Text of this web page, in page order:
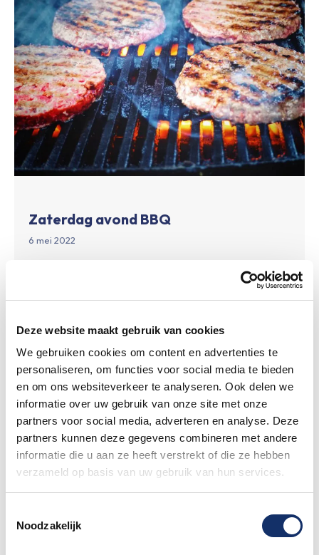
Deze website maakt gebruik van cookies
We gebruiken cookies om content en advertenties te
personaliseren, om functies voor social media te bieden
en om ons websiteverkeer te analyseren. Ook delen we
informatie over uw gebruik van onze site met onze
partners voor social media, adverteren en analyse. Deze
partners kunnen deze gegevens combineren met andere
informatie die u aan ze heeft verstrekt of die ze hebben
verzameld op basis van uw gebruik van hun services.
Noodzakelijk
Zaterdag avond BBQ
6 mei 2022
de BBQ aansteken. Dit is al een aantal edities traditie
voor onze campinggasten, maar omdat de camping nu
campinggast hierbij aansluiten! Reserveer hier direct
Lees meer